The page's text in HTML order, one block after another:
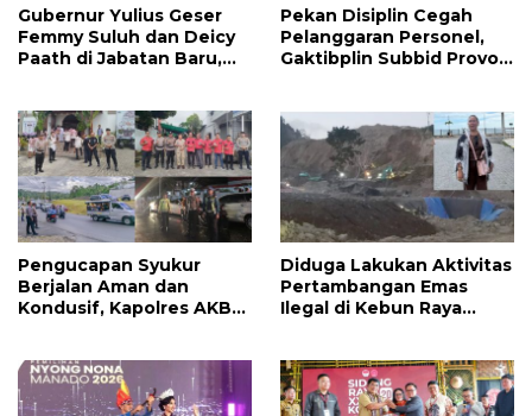
Gubernur Yulius Geser
Femmy Suluh dan Deicy
Paath di Jabatan Baru,
Pekan Disiplin Cegah
Pelanggaran Personel,
Gaktibplin Subbid Provos
Pengucapan Syukur
Berjalan Aman dan
Kondusif, Kapolres AKBP
Mitra
Diduga Lakukan Aktivitas
Pertambangan Emas
Ilegal di Kebun Raya
Sondakh